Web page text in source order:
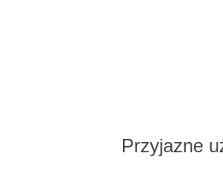
Przyjazne